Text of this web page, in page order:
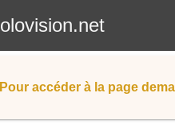
Pour accéder à la page